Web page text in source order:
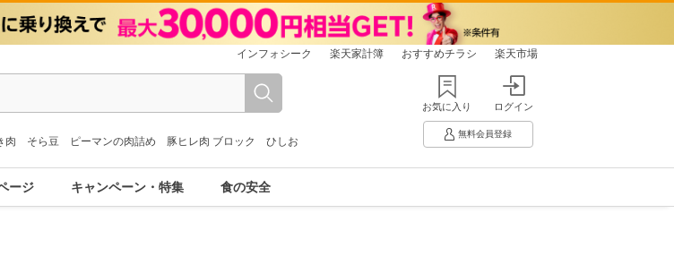
インフォシーク 楽天家計簿 おすすめチラシ 楽天市場
肉 そら豆 ピーマンの肉詰め 豚ヒレ肉 ブロック ひしお
お気に入り ログイン
無料会員登録
ージ キャンペーン・特集 食の安全